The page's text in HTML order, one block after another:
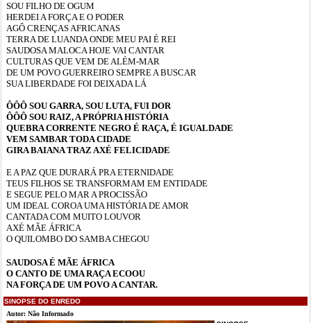
SOU FILHO DE OGUM
HERDEI A FORÇA E O PODER
AGÔ CRENÇAS AFRICANAS
TERRA DE LUANDA ONDE MEU PAI É REI
SAUDOSA MALOCA HOJE VAI CANTAR
CULTURAS QUE VEM DE ALÉM-MAR
DE UM POVO GUERREIRO SEMPRE A BUSCAR
SUA LIBERDADE FOI DEIXADA LÁ
ÔÔÔ SOU GARRA, SOU LUTA, FUI DOR
ÔÔÔ SOU RAIZ, A PRÓPRIA HISTÓRIA
QUEBRA CORRENTE NEGRO É RAÇA, É IGUALDADE
VEM SAMBAR TODA CIDADE
GIRA BAIANA TRAZ AXÉ FELICIDADE
E A PAZ QUE DURARÁ PRA ETERNIDADE
TEUS FILHOS SE TRANSFORMAM EM ENTIDADE
E SEGUE PELO MAR A PROCISSÃO
UM IDEAL COROA UMA HISTÓRIA DE AMOR
CANTADA COM MUITO LOUVOR
AXÉ MÃE ÁFRICA
O QUILOMBO DO SAMBA CHEGOU
SAUDOSA É MÃE ÁFRICA
O CANTO DE UMA RAÇA ECOOU
NA FORÇA DE UM POVO A CANTAR.
SINOPSE DO ENREDO
Autor: Não Informado